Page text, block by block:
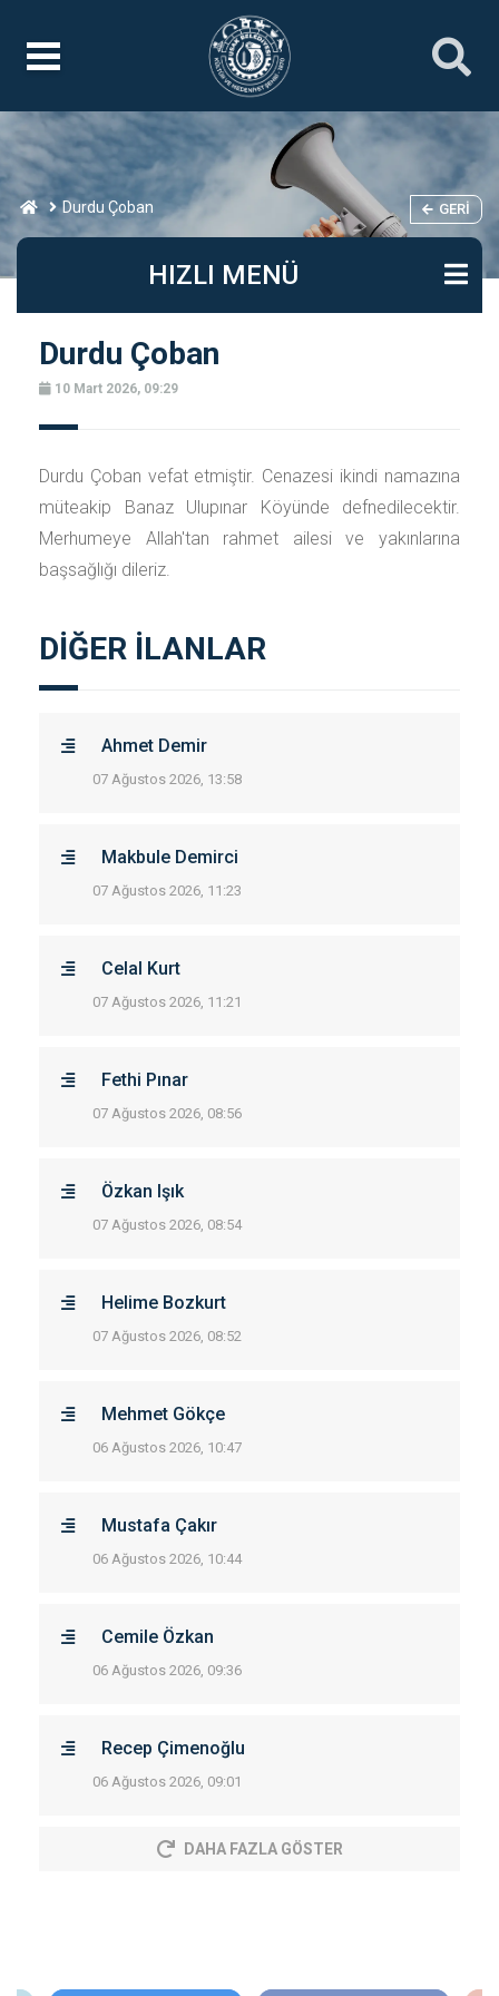
Durdu Çoban GERI
HIZLI MENÜ
Durdu Çoban
10 Mart 2026, 09:29
Durdu Çoban vefat etmiştir. Cenazesi ikindi namazına
müteakip Banaz Ulupınar Köyünde defnedilecektir.
Merhumeye Allah'tan rahmet ailesi ve yakınlarına
başsağlığı dileriz.
DİĞER İLANLAR
Ahmet Demir
07 Ağustos 2026, 13:58
Makbule Demirci
07 Ağustos 2026, 11:23
Celal Kurt
07 Ağustos 2026, 11:21
Fethi Pınar
07 Ağustos 2026, 08:56
Özkan Işık
07 Ağustos 2026, 08:54
Helime Bozkurt
07 Ağustos 2026, 08:52
Mehmet Gökçe
06 Ağustos 2026, 10:47
Mustafa Çakır
06 Ağustos 2026, 10:44
Cemile Özkan
06 Ağustos 2026, 09:36
Recep Çimenoğlu
06 Ağustos 2026, 09:01
DAHA FAZLA GÖSTER